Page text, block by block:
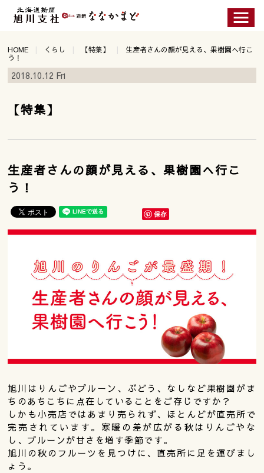
HOME くらし 【特集】
生産者さんの顔が見える、果樹園へ行こ
う！
2018.10.12 Fri
【特集】
生産者さんの顔が見える、果樹園へ行こ
う！
保存
旭川はりんごやプルーン、ぶどう、なしなど果樹園がま
ちのあちこちに点在していることをご存じですか？
しかも小売店ではあまり売られず、ほとんどが直売所で
完売されています。寒暖の差が広がる秋はりんごやな
し、プルーンが甘さを増す季節です。
旭川の秋のフルーツを見つけに、直売所に足を運びまし
ょう。